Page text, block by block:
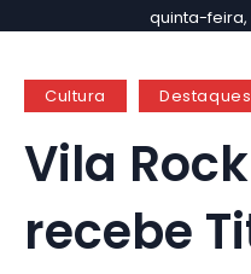
quinta-feira,
Cultura Destaques
Vila
recebe